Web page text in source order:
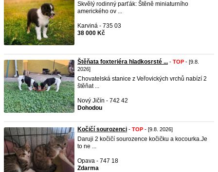
Skvělý rodinný parťák: Štěně miniaturního
amerického ov ...
Karviná - 735 03
38 000 Kč
Štěňata foxteriéra hladkosrsté ... - TOP - [9.8.
2026]
Chovatelská stanice z Veřovických vrchů nabízí 2
štěňat ...
Nový Jičín - 742 42
Dohodou
Kočičí sourozenci - TOP - [9.8. 2026]
Daruji 2 kočičí sourozence kočičku a kocourka.Je
to ne ...
Opava - 747 18
Zdarma